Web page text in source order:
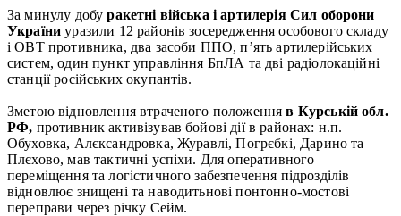
За минулу добуракетні війська і артилерія Сил оборони
Україниуразили 12 районів зосередження особового складу
і ОВТ противника, два засоби ППО, п’ять артилерійських
систем, один пункт управління БпЛА та дві радіолокаційні
станції російських окупантів.
Зметою відновлення втраченого положення в Курській обл.
РФ, противник активізував бойові дії в районах: н.п.
Обуховка, Алєксандровка, Журавлі, Погрєбкі, Дарино та
Плєхово, мав тактичні успіхи. Для оперативного
переміщення та логістичного забезпечення підрозділів
відновлює знищені та наводитьнові понтонно-мостові
переправи через річку Сейм.